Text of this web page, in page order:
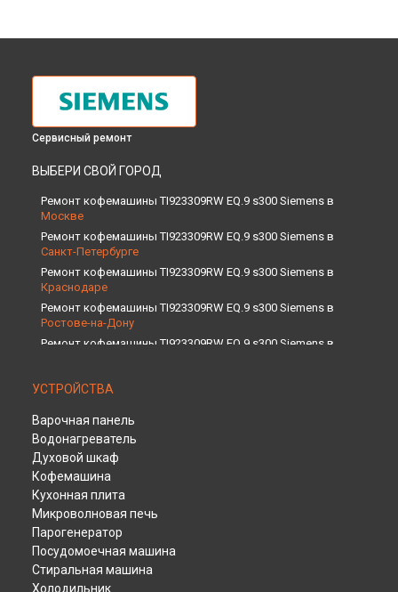
Сервисный ремонт
ВЫБЕРИ СВОЙ ГОРОД
Ремонт кофемашины TI923309RW EQ.9 s300 Siemens в
Москве
Ремонт кофемашины TI923309RW EQ.9 s300 Siemens в
Санкт-Петербурге
Ремонт кофемашины TI923309RW EQ.9 s300 Siemens в
Краснодаре
Ремонт кофемашины TI923309RW EQ.9 s300 Siemens в
Ростове-на-Дону
Ремонт кофемашины TI923309RW EQ.9 s300 Siemens в
Ремонт кофемашины TI923309RW EQ.9 s300 Siemens в
Новосибирске
Ремонт кофемашины TI923309RW EQ.9 s300 Siemens в
Челябинске
Ремонт кофемашины TI923309RW EQ.9 s300 Siemens в
Екатеринбурге
Ремонт кофемашины TI923309RW EQ.9 s300 Siemens в
Казани
Ремонт кофемашины TI923309RW EQ.9 s300 Siemens в
Ремонт кофемашины TI923309RW EQ.9 s300 Siemens в
Воронеже
Ремонт кофемашины TI923309RW EQ.9 s300 Siemens в
УСТРОЙСТВА
Варочная панель
Водонагреватель
Духовой шкаф
Кофемашина
Кухонная плита
Микроволновая печь
Парогенератор
Посудомоечная машина
Стиральная машина
Холодильник